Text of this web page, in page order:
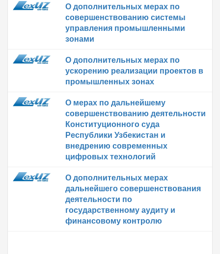
О дополнительных мерах по
совершенствованию системы
управления промышленными
зонами
О дополнительных мерах по
ускорению реализации проектов в
промышленных зонах
О мерах по дальнейшему
совершенствованию деятельности
Конституционного суда
Республики Узбекистан и
внедрению современных
цифровых технологий
О дополнительных мерах
дальнейшего совершенствования
деятельности по
государственному аудиту и
финансовому контролю